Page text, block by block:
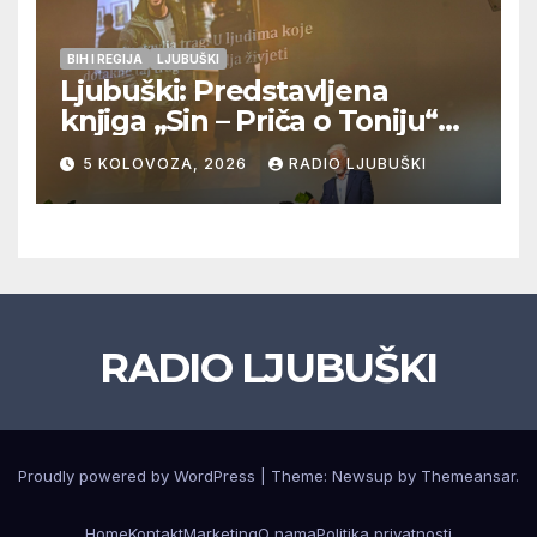
BIH I REGIJA LJUBUŠKI
Ljubuški: Predstavljena
knjiga „Sin – Priča o Toniju“
dr. sc. Zdenka Hercega
5 KOLOVOZA, 2026 RADIO LJUBUŠKI
RADIO LJUBUŠKI
Proudly powered by WordPress Theme: Newsup by Themeansar.